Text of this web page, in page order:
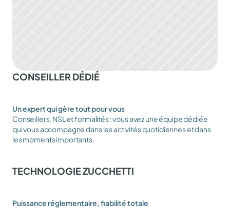
CONSEILLER DÉDIÉ
Un expert qui gère tout pour vous
Conseillers, NSL et formalités : vous avez une équipe dédiée
qui vous accompagne dans les activités quotidiennes et dans
les moments importants.
TECHNOLOGIE ZUCCHETTI
Puissance réglementaire, fiabilité totale